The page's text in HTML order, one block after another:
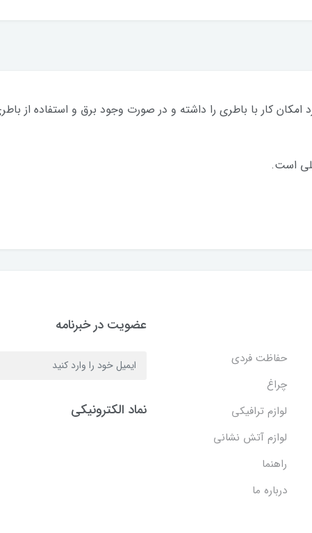
کار با باطری را داشته و در صورت وجود برق و استفاده از
حفاظت فردی
چراغ
لوازم ترافیکی
لوازم آتش نشانی
راهنما
درباره ما
عضویت در خبرنامه
نماد الکترونیکی